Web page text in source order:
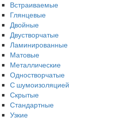
Встраиваемые
Глянцевые
Двойные
Двустворчатые
Ламинированные
Матовые
Металлические
Одностворчатые
С шумоизоляцией
Скрытые
Стандартные
Узкие